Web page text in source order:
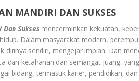
MANDIRI DAN SUKSES
Sukses mencerminkan kekuatan,
Dalam masyarakat modern,
dirinya sendiri, mengejar impian. Dan
dari ketahanan dan semangat juang,
bidang, termasuk karier, pendidikan,